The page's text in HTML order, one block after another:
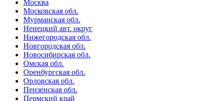
Москва
Московская обл.
Мурманская обл.
Ненецкий авт. округ
Нижегородская обл.
Новгородская обл.
Новосибирская обл.
Омская обл.
Оренбургская обл.
Орловская обл.
Пензенская обл.
Пермский край